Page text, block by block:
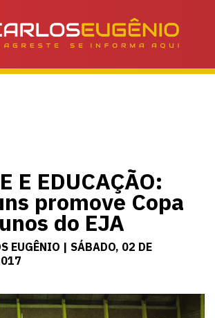
E EDUCAÇÃO:
promove Copa
do EJA
EUGÊNIO | SÁBADO, 02 DE